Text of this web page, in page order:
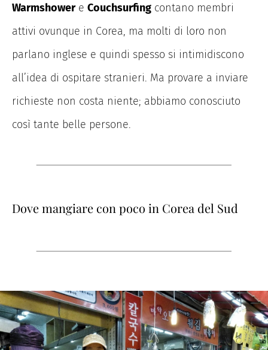
Warmshowere Couchsurfing contano membri
attivi ovunque in Corea, ma molti di loro non
parlano inglese e quindi spesso si intimidiscono
all’idea di ospitare stranieri. Ma provare a inviare
richieste non costa niente; abbiamo conosciuto
così tante belle persone.
Dove mangiare con poco in Corea del Sud